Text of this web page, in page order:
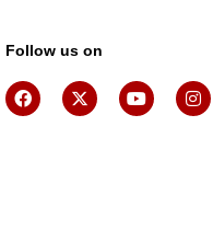
Follow us on